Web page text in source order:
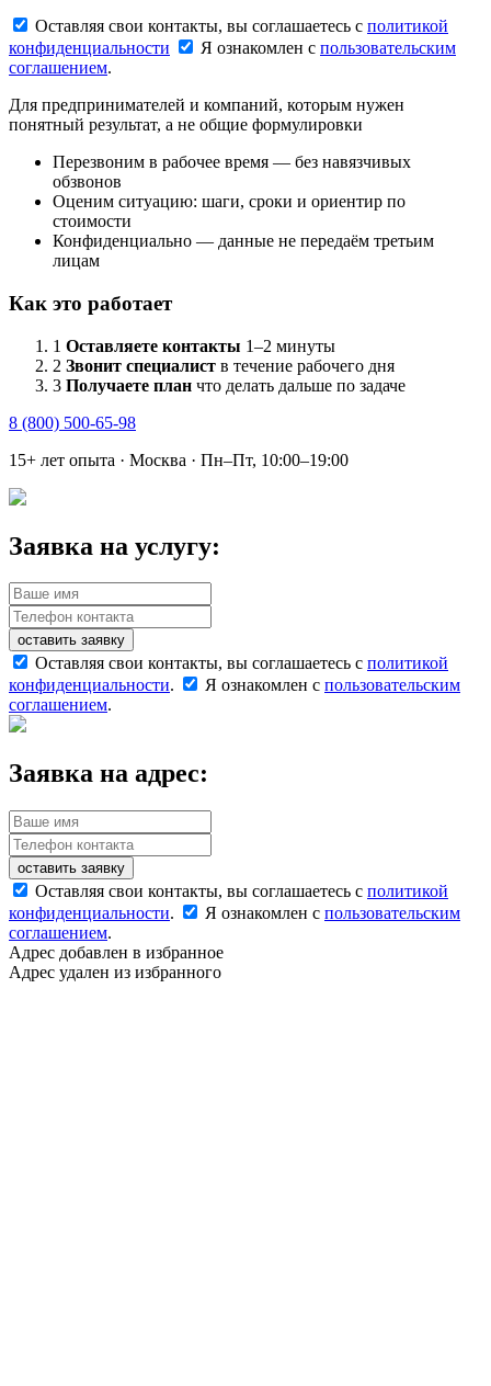
Оставляя свои контакты, вы соглашаетесь с политикой
конфиденциальности
Я ознакомлен с пользовательским
соглашением.
Для предпринимателей и компаний, которым нужен
понятный результат, а не общие формулировки
Перезвоним в рабочее время — без навязчивых
обзвонов
Оценим ситуацию: шаги, сроки и ориентир по
стоимости
Конфиденциально — данные не передаём третьим
лицам
Как это работает
1 Оставляете контакты 1–2 минуты
2 Звонит специалист в течение рабочего дня
3 Получаете план что делать дальше по задаче
8 (800) 500-65-98
15+ лет опыта · Москва · Пн–Пт, 10:00–19:00
Заявка на услугу:
оставить заявку
Оставляя свои контакты, вы соглашаетесь с политикой
конфиденциальности. Я ознакомлен с пользовательским
соглашением.
Заявка на адрес:
оставить заявку
Оставляя свои контакты, вы соглашаетесь с политикой
конфиденциальности. Я ознакомлен с пользовательским
соглашением.
Адрес добавлен в избранное
Адрес удален из избранного